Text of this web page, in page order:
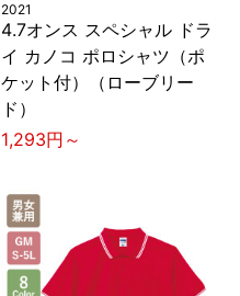
2021
4.7オンス スペシャル ドラ
イ カノコ ポロシャツ（ポ
ケット付）（ローブリー
ド）
1,293円～